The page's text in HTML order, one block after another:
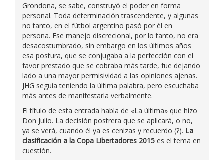
Grondona, se sabe, construyó el poder en forma
personal. Toda determinación trascendente, y algunas
no tanto, en el fútbol argentino pasó por él en
persona. Ese manejo discrecional, por lo tanto, no era
desacostumbrado, sin embargo en los últimos años
esa postura, que se conjugaba a la perfección con el
favor prestado que se cobraba más tarde, fue dejando
lado a una mayor permisividad a las opiniones ajenas.
JHG seguía teniendo la última palabra, pero escuchaba
más antes de manifestarla verbalmente.
El título de esta entrada habla de «La última» que hizo
Don Julio. La decisión postrera que se aplicará, o no,
ya se verá, cuando él ya es cenizas y recuerdo (?). La
clasificación a la Copa Libertadores 2015 es el tema en
cuestión.